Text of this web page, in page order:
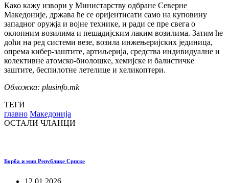
Како кажу извори у Министарству одбране Северне
Македоније, држава ће се оријентисати само на куповину
западног оружја и војне технике, и ради се пре свега о
оклопним возилима и пешадијским лаким возилима. Затим ће
доћи на ред системи везе, возила инжењеријских јединица,
опрема кибер-заштите, артиљерија, средства индивидуалне и
колективне атомско-биолошке, хемијске и балистичке
заштите, беспилотне летелице и хеликоптери.
Обложкa: plusinfo.mk
ТЕГИ
главно Македонија
ОСТАЛИ ЧЛАНЦИ
Борба и мир Републике Српске
12.01.2026